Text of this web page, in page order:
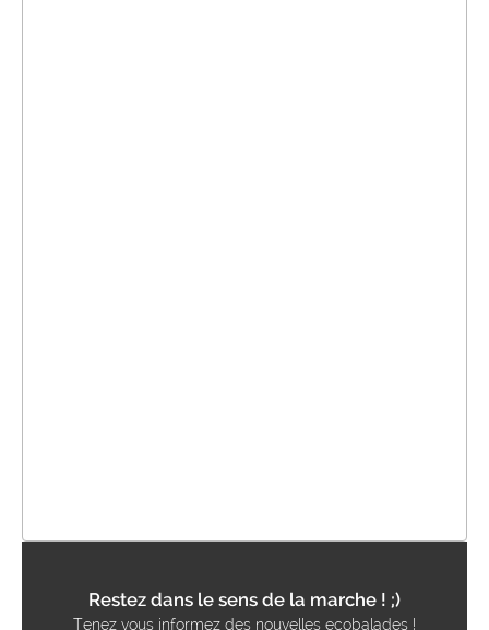
Restez dans le sens de la marche ! ;)
Tenez vous informez des nouvelles ecobalades !